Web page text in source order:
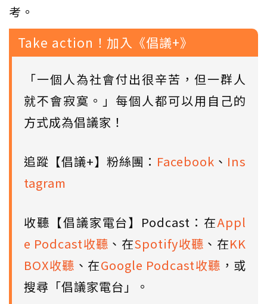
考。
Take action！加入《倡議+》
「一個人為社會付出很辛苦，但一群人
就不會寂寞。」每個人都可以用自己的
方式成為倡議家！
追蹤【倡議+】粉絲團： Facebook 、 Ins
tagram
收聽【倡議家電台】Podcast：在Appl
e Podcast收聽 、在Spotify收聽 、在KK
BOX收聽 、在Google Podcast收聽 ，或
搜尋「倡議家電台」。